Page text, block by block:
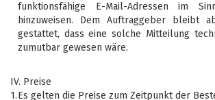
funktionsfähige E-Mail-Adressen im
hinzuweisen. Dem Auftraggeber bleibt
gestattet, dass eine solche Mitteilung
zumutbar gewesen wäre.
IV. Preise
1.Es gelten die Preise zum Zeitpunkt der